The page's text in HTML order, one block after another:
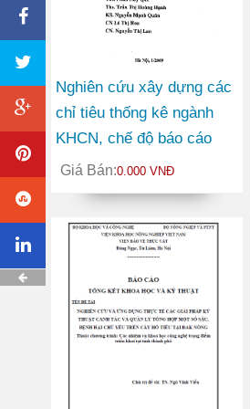
Nghiên cứu xây dựng các
chỉ tiêu thống kê ngành
KHCN, chế độ báo cáo
tống kê, bảng phân loại
mục tiêu kinh tế xã hội
KHCN, lĩnh vực nghiên
Giá Bán:0.000 VNĐ